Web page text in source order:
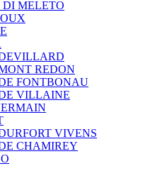
MELETO
REDON
FONTBONAU
VILLAINE
VIVENS
CHAMIREY